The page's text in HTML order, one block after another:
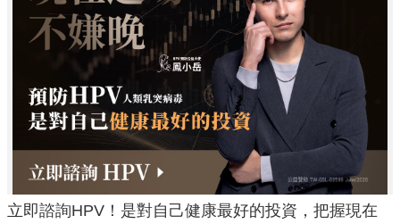
立即諮詢HPV！是對自己健康最好的投資，把握現在